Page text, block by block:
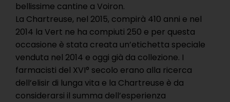
bellissime cantine a Voiron.
La Chartreuse, nel 2015, compirà 410 anni e nel
2014 la Vert ne ha compiuti 250 e per questa
occasione è stata creata un’etichetta speciale
venduta nel 2014 e oggi già da collezione. I
farmacisti del XVI° secolo erano alla ricerca
dell’elisir di lunga vita e la Chartreuse è da
considerarsi il summa dell’esperienza